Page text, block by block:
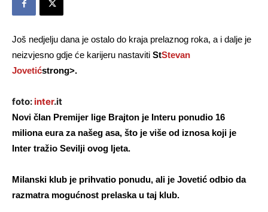
Još nedjelju dana je ostalo do kraja prelaznog roka, a i dalje je
neizvjesno gdje će karijeru nastaviti StStevan
Jovetićstrong>.
foto:inter.it
Novi član Premijer lige Brajton je Interu ponudio 16
miliona eura za našeg asa, što je više od iznosa koji je
Inter tražio Sevilji ovog ljeta.
Milanski klub je prihvatio ponudu, ali je Jovetić odbio da
razmatra mogućnost prelaska u taj klub.